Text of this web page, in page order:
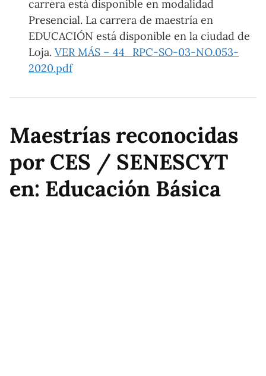
carrera está disponible en modalidad
Presencial. La carrera de maestría en
EDUCACIÓN está disponible en la ciudad de
Loja. VER MÁS – 44_RPC-SO-03-NO.053-
2020.pdf
Maestrías reconocidas
por CES / SENESCYT
en: Educación Básica